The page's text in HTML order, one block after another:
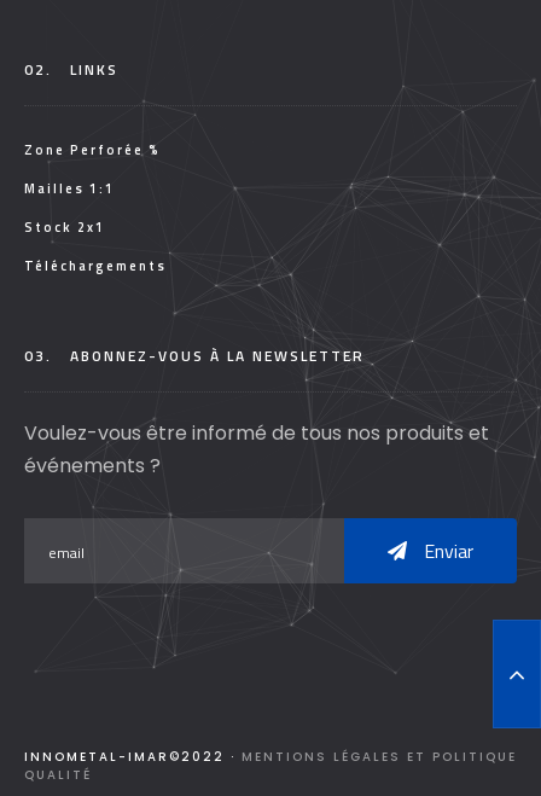
02. LINKS
Zone Perforée %
Mailles 1:1
Stock 2x1
Téléchargements
03. ABONNEZ-VOUS À LA NEWSLETTER
Voulez-vous être informé de tous nos produits et
événements ?
Enviar
INNOMETAL-IMAR©2022 · MENTIONS LÉGALES ET POLITIQUE
QUALITÉ